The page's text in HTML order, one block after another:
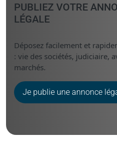
PUBLIEZ VOTRE
LÉGALE
Déposez facilement et
: vie des sociétés, judiciaire,
marchés.
Je publie une annonce